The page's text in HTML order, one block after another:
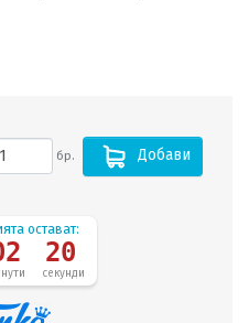
бр. Добави
остават:
20
секунди